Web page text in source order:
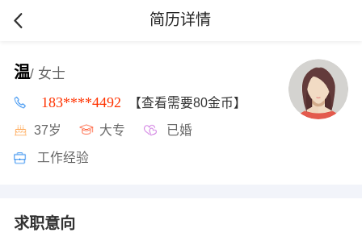
简历详情
温/ 女士
183****4492 【查看需要80金币】
37岁 大专 已婚
工作经验
求职意向